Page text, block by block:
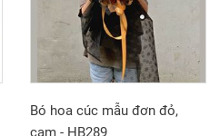
Bó hoa cúc mẫu đơn đỏ,
cam - HB289